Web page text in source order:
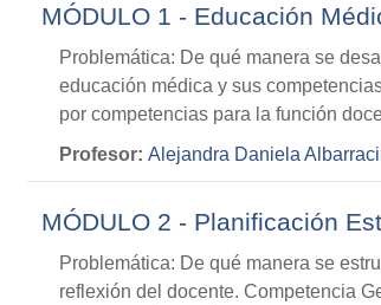
MÓDULO 1 - Educación
Problemática: De qué manera se
educación médica y sus
por competencias para la función
Profesor: Alejandra Daniela
MÓDULO 2 - Planificación
Problemática: De qué manera se
reflexión del docente. Competencia